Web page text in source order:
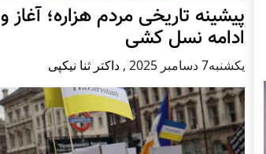
پيشينه تاريخی مردم هزاره؛ آغاز و
ادامه نسل کشی
يكشنبه7 دسامبر 2025 , داکتر ثنا نیکپی